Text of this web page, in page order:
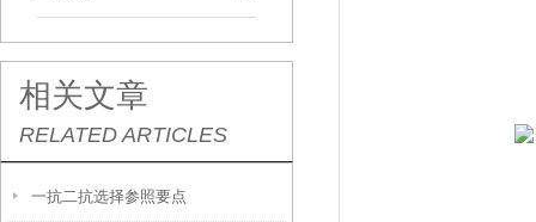
相关文章
RELATED ARTICLES
一抗二抗选择参照要点